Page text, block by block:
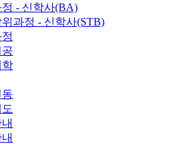
정 - 신학사(BA)
과정 - 신학사(STB)
학